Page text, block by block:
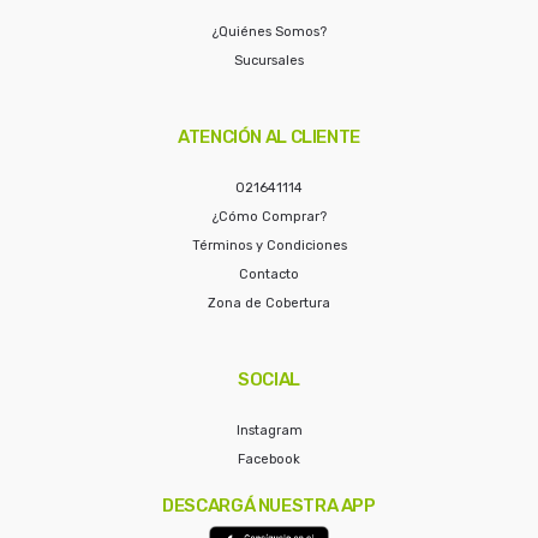
¿Quiénes Somos?
Sucursales
ATENCIÓN AL CLIENTE
021641114
¿Cómo Comprar?
Términos y Condiciones
Contacto
Zona de Cobertura
SOCIAL
Instagram
Facebook
DESCARGÁ NUESTRA APP